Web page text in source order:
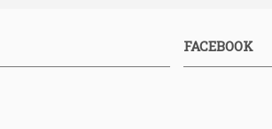
FACEBOOK